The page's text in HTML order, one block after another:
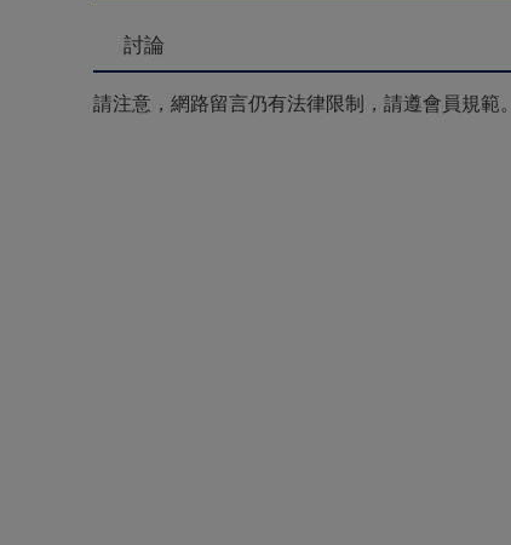
討論
請注意，網路留言仍有法律限制，請遵會員規範。